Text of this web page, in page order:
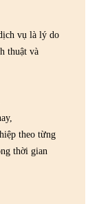
vụ là lý do
thuật và
theo từng
thời gian